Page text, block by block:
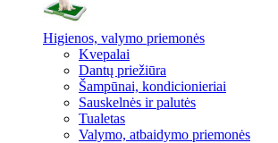
Higienos, valymo priemonės
Kvepalai
Dantų priežiūra
Šampūnai, kondicionieriai
Sauskelnės ir palutės
Tualetas
Valymo, atbaidymo priemonės